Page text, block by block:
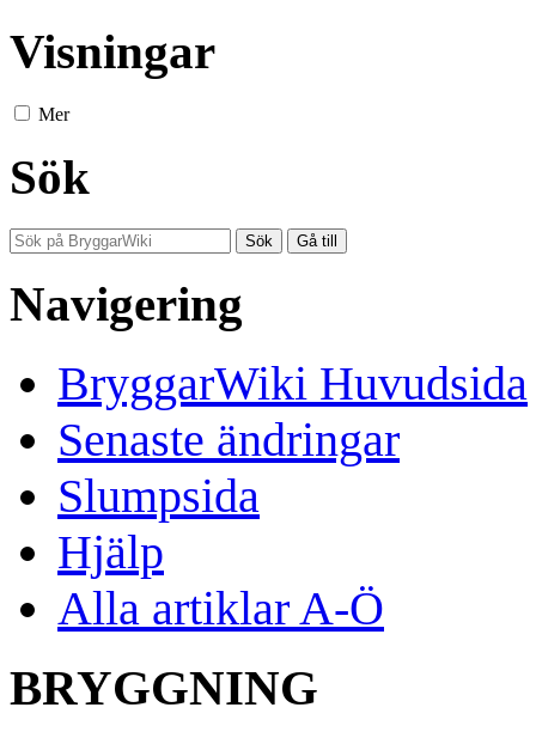
Visningar
Mer
Sök
Navigering
BryggarWiki Huvudsida
Senaste ändringar
Slumpsida
Hjälp
Alla artiklar A-Ö
BRYGGNING